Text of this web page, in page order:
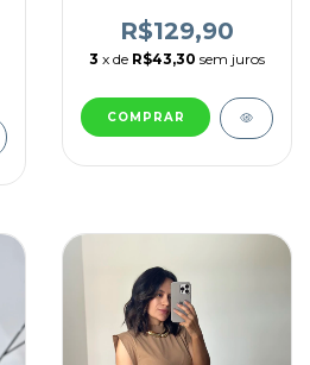
R$129,90
3 x de R$43,30 sem juros
COMPRAR